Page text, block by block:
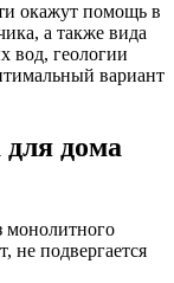
окажут помощь в
а также вида
вод, геологии
вариант
для дома
монолитного
не подвергается